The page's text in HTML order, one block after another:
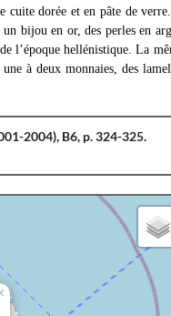
cuite dorée et en pâte de
bijou en or, des perles en
l’époque hellénistique. La
à deux monnaies, des
2004), B6, p. 324-325.